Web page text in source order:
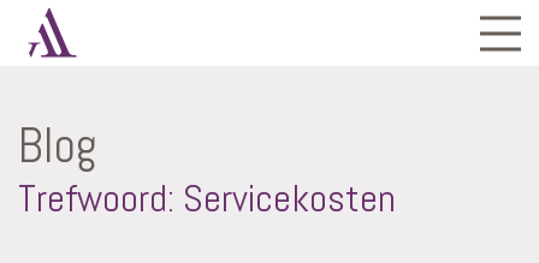
Blog
Trefwoord: Servicekosten